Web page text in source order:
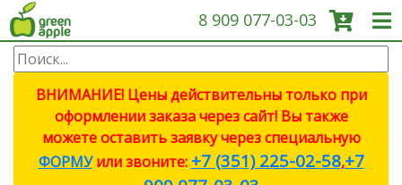
8 909 077-03-03
О КОМПАНИИ
ПРОДУКЦИЯ
САДОВЫЕ ИНСТРУМЕНТЫ
ВНИМАНИЕ! Цены действительны только при
оформлении заказа через сайт! Вы также
можете оставить заявку через специальную
ФОРМУили звоните: +7 (351) 225-02-58,+7